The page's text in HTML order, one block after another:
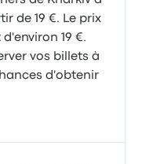
de 19 €. Le prix
19 €.
vos billets à
d'obtenir